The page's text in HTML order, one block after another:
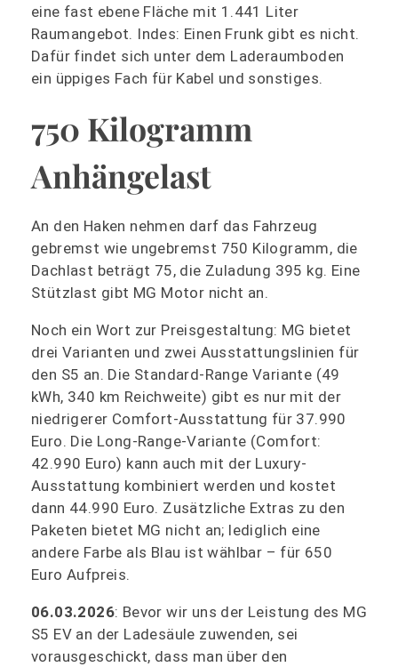
eine fast ebene Fläche mit 1.441 Liter
Raumangebot. Indes: Einen Frunk gibt es nicht.
Dafür findet sich unter dem Laderaumboden
ein üppiges Fach für Kabel und sonstiges.
750 Kilogramm
Anhängelast
An den Haken nehmen darf das Fahrzeug
gebremst wie ungebremst 750 Kilogramm, die
Dachlast beträgt 75, die Zuladung 395 kg. Eine
Stützlast gibt MG Motor nicht an.
Noch ein Wort zur Preisgestaltung: MG bietet
drei Varianten und zwei Ausstattungslinien für
den S5 an. Die Standard-Range Variante (49
kWh, 340 km Reichweite) gibt es nur mit der
niedrigerer Comfort-Ausstattung für 37.990
Euro. Die Long-Range-Variante (Comfort:
42.990 Euro) kann auch mit der Luxury-
Ausstattung kombiniert werden und kostet
dann 44.990 Euro. Zusätzliche Extras zu den
Paketen bietet MG nicht an; lediglich eine
andere Farbe als Blau ist wählbar – für 650
Euro Aufpreis.
06.03.2026: Bevor wir uns der Leistung des MG
S5 EV an der Ladesäule zuwenden, sei
vorausgeschickt, dass man über den